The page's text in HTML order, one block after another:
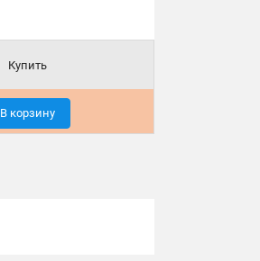
Купить
В корзину